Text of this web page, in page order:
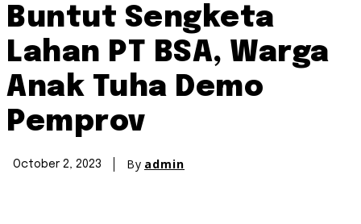
Buntut Sengketa
Lahan PT BSA, Warga
Anak Tuha Demo
Pemprov
October 2, 2023 By admin